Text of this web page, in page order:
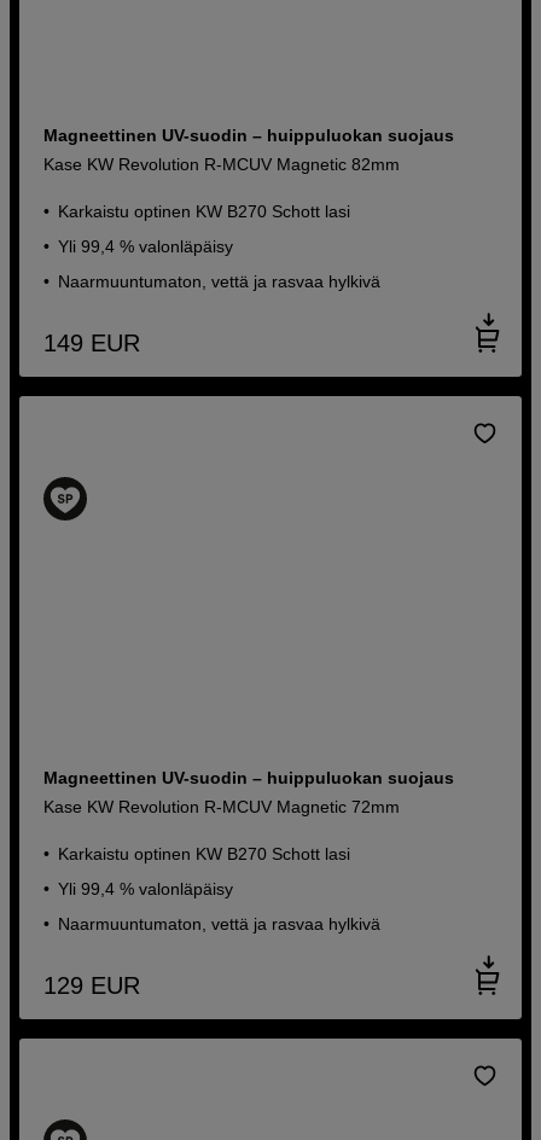
Magneettinen UV-suodin – huippuluokan suojaus
Kase KW Revolution R-MCUV Magnetic 82mm
Karkaistu optinen KW B270 Schott lasi
Yli 99,4 % valonläpäisy
Naarmuuntumaton, vettä ja rasvaa hylkivä
149 EUR
Magneettinen UV-suodin – huippuluokan suojaus
Kase KW Revolution R-MCUV Magnetic 72mm
Karkaistu optinen KW B270 Schott lasi
Yli 99,4 % valonläpäisy
Naarmuuntumaton, vettä ja rasvaa hylkivä
129 EUR